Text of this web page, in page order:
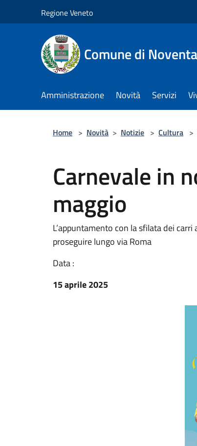
Regione Veneto
Comune di
Amministrazione Novità Servizi
Home > Novità > Notizie > Cultura >
Carnevale in
maggio
L’appuntamento con la sfilata dei
proseguire lungo via Roma
Data :
15 aprile 2025